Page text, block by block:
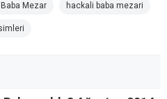
Baba Mezar hackali baba mezari